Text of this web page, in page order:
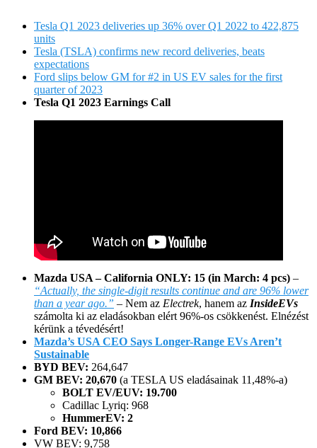
Tesla Q1 2023 deliveries up 36% over Q1 2022 to 422,875
units
Tesla (TSLA) confirms new record deliveries, beats
expectations
Ford slips below GM for #2 in US EV sales for the first
quarter of 2023
Tesla Q1 2023 Earnings Call
Mazda USA – California ONLY: 15 (in March: 4 pcs) –
“Actually, the single-digit results continue and are 96% lower
than a year ago.” – Nem az Electrek, hanem az InsideEVs
számolta ki az eladásokban elért 96%-os csökkenést. Elnézést
kérünk a tévedésért!
Mazda’s USA CEO Says Longer-Range EVs Aren’t
Sustainable
BYD BEV: 264,647
GM BEV: 20,670 (a TESLA US eladásainak 11,48%-a)
BOLT EV/EUV: 19.700
Cadillac Lyriq: 968
HummerEV: 2
Ford BEV: 10,866
VW BEV: 9,758